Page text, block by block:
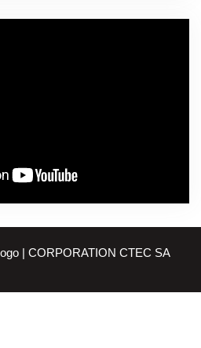
| CORPORATION CTEC SA